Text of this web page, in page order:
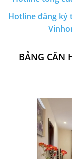
Hotline đăng ký
BẢNG CĂN